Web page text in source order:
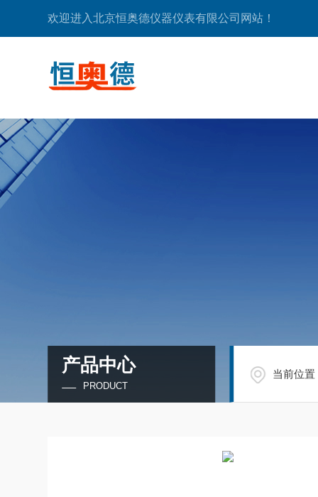
欢迎进入北京恒奥德仪器仪表有限公司网站！
产品中心
PRODUCT
当前位置